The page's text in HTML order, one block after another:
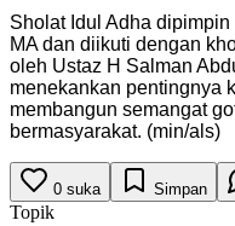
Sholat Idul Adha
MA dan diikuti dengan
oleh Ustaz H Salman
menekankan pentingnya
membangun semangat
bermasyarakat. (min/als)
0 suka Simpan
Topik